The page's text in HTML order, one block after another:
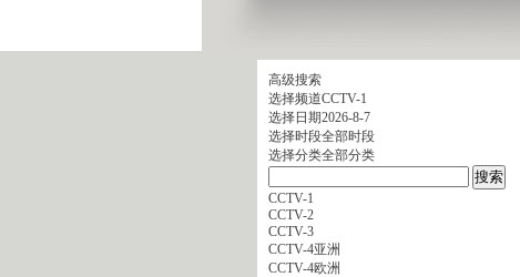
高级搜索
选择频道CCTV-1
选择日期2026-8-7
选择时段全部时段
选择分类全部分类
CCTV-1
CCTV-2
CCTV-3
CCTV-4亚洲
CCTV-4欧洲